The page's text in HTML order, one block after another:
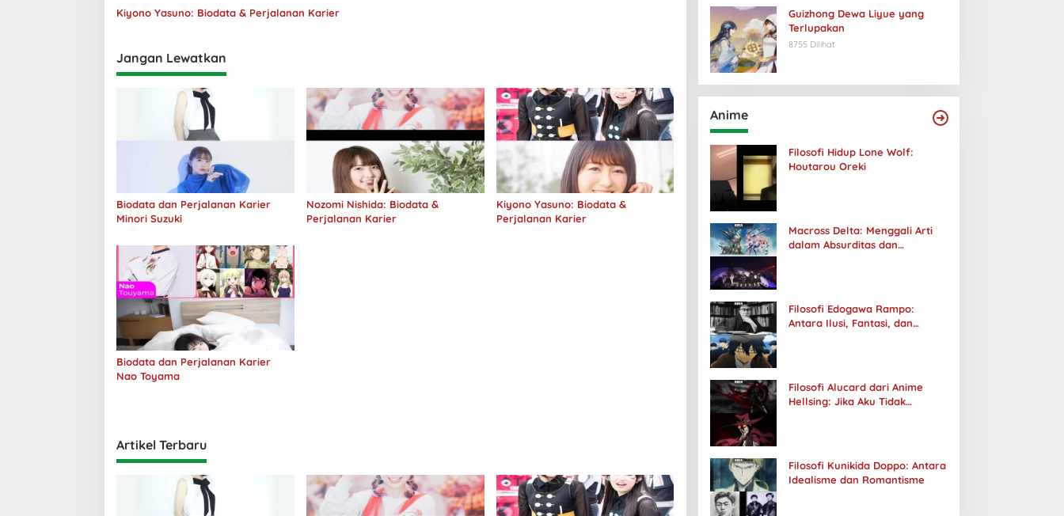
Kiyono Yasuno: Biodata & Perjalanan Karier
Jangan Lewatkan
Biodata dan Perjalanan Karier
Minori Suzuki
Nozomi Nishida: Biodata &
Perjalanan Karier
Kiyono Yasuno: Biodata &
Perjalanan Karier
Biodata dan Perjalanan Karier
Nao Toyama
Artikel Terbaru
Guizhong Dewa Liyue yang
Terlupakan
8755 Dilihat
Anime
Filosofi Hidup Lone Wolf:
Houtarou Oreki
Macross Delta: Menggali Arti
dalam Absurditas dan
Filosofi Edogawa Rampo:
Antara Ilusi, Fantasi, dan
Filosofi Alucard dari Anime
Hellsing: Jika Aku Tidak
Filosofi Kunikida Doppo: Antara
Idealisme dan Romantisme